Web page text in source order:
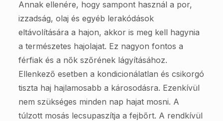
Annak ellenére, hogy sampont használ a por,
izzadság, olaj és egyéb lerakódások
eltávolítására a hajon, akkor is meg kell hagynia
a természetes hajolajat. Ez nagyon fontos a
férfiak és a nők szőrének lágyításához.
Ellenkező esetben a kondicionálatlan és csikorgó
tiszta haj hajlamosabb a károsodásra. Ezenkívül
nem szükséges minden nap hajat mosni. A
túlzott mosás lecsupaszítja a fejbőrt. A rendkívül